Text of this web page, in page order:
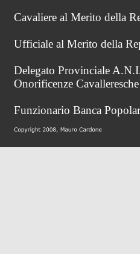
Cavaliere al Merito della
Ufficiale al Merito della
Delegato Provinciale
Onorificenze Cavalleresche
Funzionario Banca